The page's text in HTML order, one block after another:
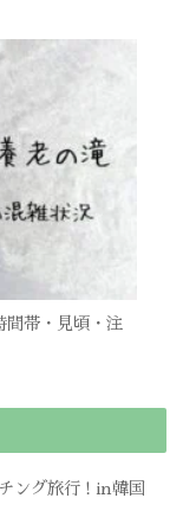
間帯・見頃・注
ング旅行 ! in韓国